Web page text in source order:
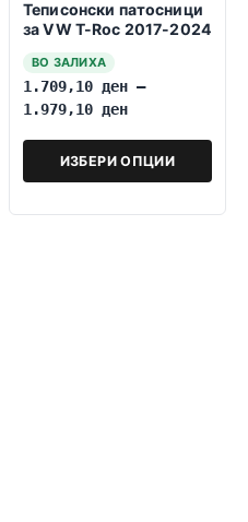
Теписонски патосници
за VW T-Roc 2017-2024
ВО ЗАЛИХА
1.709,10 ден –
1.979,10 ден
ИЗБЕРИ ОПЦИИ